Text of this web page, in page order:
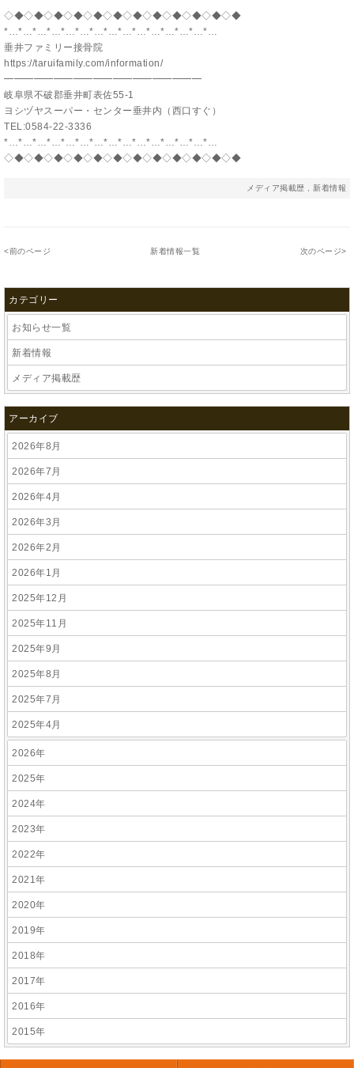
◇◆◇◆◇◆◇◆◇◆◇◆◇◆◇◆◇◆◇◆◇◆◇◆
*…*…*…*…*…*…*…*…*…*…*…*…*…*…*…
垂井ファミリー接骨院
https://taruifamily.com/information/
━━━━━━━━━━━━━━━━━━━━
岐阜県不破郡垂井町表佐55-1
ヨシヅヤスーパー・センター垂井内（西口すぐ）
TEL:0584-22-3336
*…*…*…*…*…*…*…*…*…*…*…*…*…*…*…
◇◆◇◆◇◆◇◆◇◆◇◆◇◆◇◆◇◆◇◆◇◆◇◆
メディア掲載歴 新着情報
<前のページ 新着情報一覧 次のページ>
カテゴリー
お知らせ一覧
新着情報
メディア掲載歴
アーカイブ
2026年8月
2026年7月
2026年4月
2026年3月
2026年2月
2026年1月
2025年12月
2025年11月
2025年9月
2025年8月
2025年7月
2025年4月
2026年
2025年
2024年
2023年
2022年
2021年
2020年
2019年
2018年
2017年
2016年
2015年